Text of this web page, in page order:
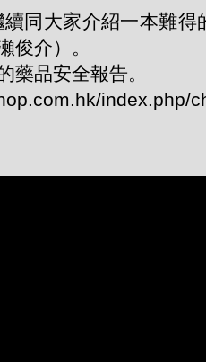
同大家介紹一本難得
俊介）。
藥品安全報告。
index.php/